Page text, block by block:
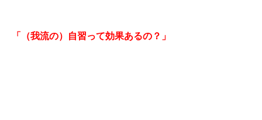
「（我流の）自習って効果あるの？」